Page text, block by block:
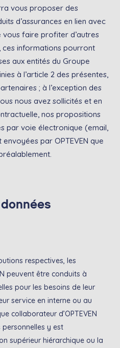
vous proposer des
d’assurances en lien avec
faire profiter d’autres
informations pourront
aux entités du Groupe
à l’article 2 des présentes,
; à l’exception des
nous avez sollicités et en
nos propositions
par voie électronique (email,
envoyées par OPTEVEN que
respectives, les
peuvent être conduits à
pour les besoins de leur
service en interne ou au
collaborateur d’OPTEVEN
y est
supérieur hiérarchique ou la